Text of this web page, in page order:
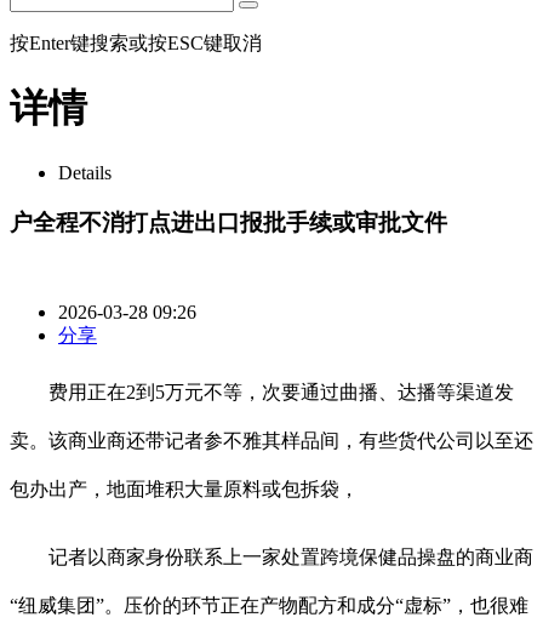
按Enter键搜索或按ESC键取消
详情
Details
户全程不消打点进出口报批手续或审批文件
2026-03-28 09:26
分享
费用正在2到5万元不等，次要通过曲播、达播等渠道发
卖。该商业商还带记者参不雅其样品间，有些货代公司以至还
包办出产，地面堆积大量原料或包拆袋，
记者以商家身份联系上一家处置跨境保健品操盘的商业商
“纽威集团”。压价的环节正在产物配方和成分“虚标”，也很难